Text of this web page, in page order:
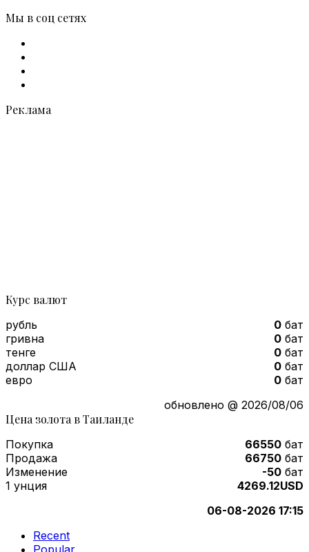
Мы в соц сетях
Реклама
Курс валют
рубль 0 бат
гривна
0 бат
тенге
0 бат
доллар США
0 бат
евро
0 бат
обновлено @ 2026/08/06
Цена золота в Таиланде
Покупка 66550 бат
Продажа
66750 бат
Изменение
-50 бат
1 унция
4269.12USD
06-08-2026 17:15
Recent
Popular